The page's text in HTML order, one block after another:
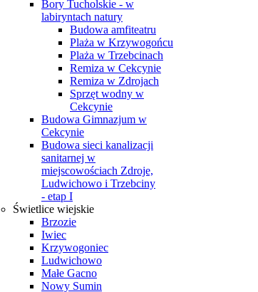
Bory Tucholskie - w
labiryntach natury
Budowa amfiteatru
Plaża w Krzywogońcu
Plaża w Trzebcinach
Remiza w Cekcynie
Remiza w Zdrojach
Sprzęt wodny w
Cekcynie
Budowa Gimnazjum w
Cekcynie
Budowa sieci kanalizacji
sanitarnej w
miejscowościach Zdroje,
Ludwichowo i Trzebciny
- etap I
Świetlice wiejskie
Brzozie
Iwiec
Krzywogoniec
Ludwichowo
Małe Gacno
Nowy Sumin